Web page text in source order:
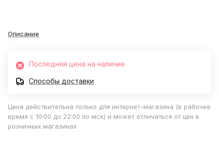
Описание
Последняя цена на наличие
Способы доставки
Цена действительна только для интернет-магазина (в рабочее
время с 10:00 до 22:00 по мск) и может отличаться от цен в
розничных магазинах